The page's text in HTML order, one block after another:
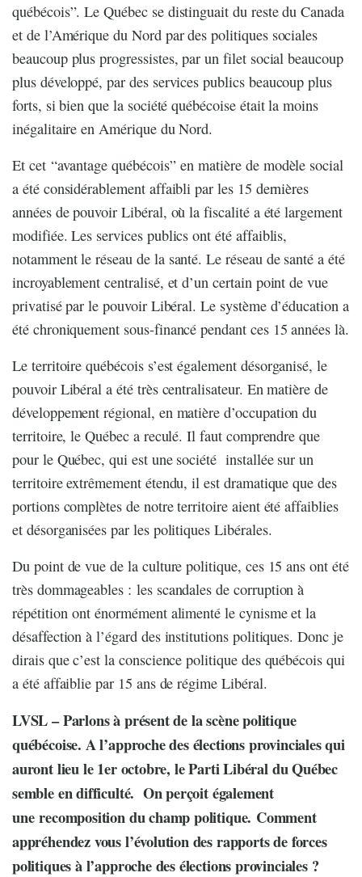
québécois”. Le Québec se distinguait du reste du Canada
et de l’Amérique du Nord par des politiques sociales
beaucoup plus progressistes, par un filet social beaucoup
plus développé, par des services publics beaucoup plus
forts, si bien que la société québécoise était la moins
inégalitaire en Amérique du Nord.
Et cet “avantage québécois” en matière de modèle social
a été considérablement affaibli par les 15 dernières
années de pouvoir Libéral, où la fiscalité a été largement
modifiée. Les services publics ont été affaiblis,
notamment le réseau de la santé. Le réseau de santé a été
incroyablement centralisé, et d’un certain point de vue
privatisé par le pouvoir Libéral. Le système d’éducation a
été chroniquement sous-financé pendant ces 15 années là.
Le territoire québécois s’est également désorganisé, le
pouvoir Libéral a été très centralisateur. En matière de
développement régional, en matière d’occupation du
territoire, le Québec a reculé. Il faut comprendre que
pour le Québec, qui est une société installée sur un
territoire extrêmement étendu, il est dramatique que des
portions complètes de notre territoire aient été affaiblies
et désorganisées par les politiques Libérales.
Du point de vue de la culture politique, ces 15 ans ont été
très dommageables : les scandales de corruption à
répétition ont énormément alimenté le cynisme et la
désaffection à l’égard des institutions politiques. Donc je
dirais que c’est la conscience politique des québécois qui
a été affaiblie par 15 ans de régime Libéral.
LVSL – Parlons à présent de la scène politique
québécoise. A l’approche des élections provinciales qui
auront lieu le 1er octobre, le Parti Libéral du Québec
semble en difficulté. On perçoit également
une recomposition du champ politique. Comment
appréhendez vous l’évolution des rapports de forces
politiques à l’approche des élections provinciales ?